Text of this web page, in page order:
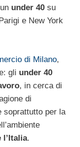
under 40 su
e New York
di Milano,
gli under 40
, in cerca di
di
soprattutto per la
l’Italia.